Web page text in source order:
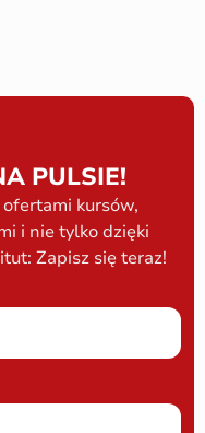
PULSIE!
kursów,
i nie tylko dzięki
Zapisz się teraz!